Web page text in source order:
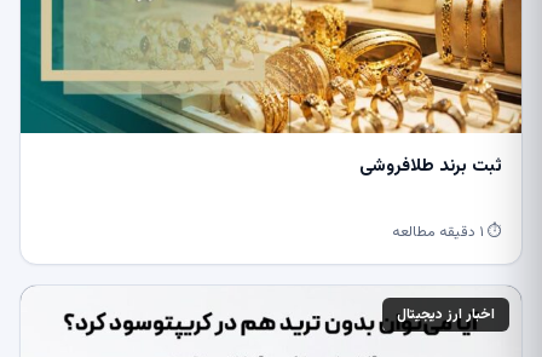
ثبت برند طلافروشی
⏱ ۱ دقیقه مطالعه
اخبار ارز دیجیتال